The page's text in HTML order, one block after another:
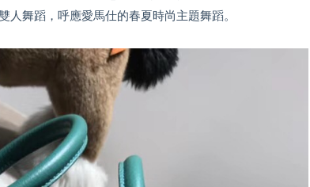
舞蹈，呼應愛馬仕的春夏時尚主題舞蹈。